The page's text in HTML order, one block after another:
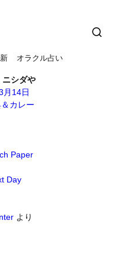
オラクル占い
シダや
月14日
カレー
Paper
Day
より